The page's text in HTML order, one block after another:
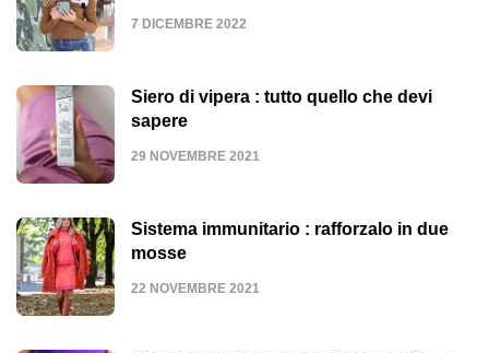
7 DICEMBRE 2022
Siero di vipera : tutto quello che devi
sapere
29 NOVEMBRE 2021
Sistema immunitario : rafforzalo in due
mosse
22 NOVEMBRE 2021